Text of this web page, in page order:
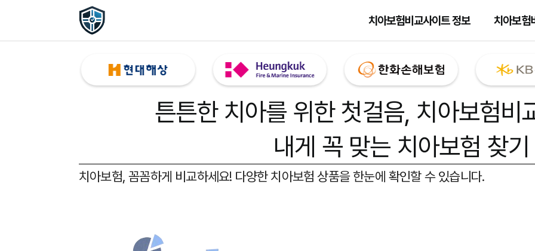
치아보험비교사이트 정보 치아보험
튼튼한 치아를 위한 첫걸음, 치아보험비
내게 꼭 맞는 치아보험 찾기
치아보험, 꼼꼼하게 비교하세요! 다양한 치아보험 상품을 한눈에 확인할 수 있습니다.